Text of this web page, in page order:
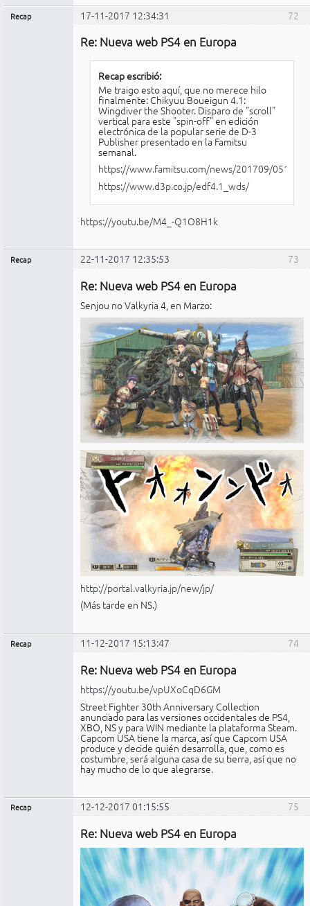
72
Recap 17-11-2017 12:34:31
Re: Nueva web PS4 en Europa
Recap escribió:
Me traigo esto aquí, que no merece hilo
finalmente: Chikyuu Boueigun 4.1:
Wingdiver the Shooter. Disparo de "scroll"
vertical para este "spin-off" en edición
electrónica de la popular serie de D-3
Publisher presentado en la Famitsu
semanal.
https://www.famitsu.com/news/201709/
https://www.d3p.co.jp/edf4.1_wds/
https://youtu.be/M4_-Q1O8H1k
73
Recap 22-11-2017 12:35:53
Re: Nueva web PS4 en Europa
Senjou no Valkyria 4, en Marzo:
http://portal.valkyria.jp/new/jp/
(Más tarde en NS.)
74
Recap 11-12-2017 15:13:47
Re: Nueva web PS4 en Europa
https://youtu.be/vpUXoCqD6GM
Street Fighter 30th Anniversary Collection
anunciado para las versiones occidentales de PS4,
XBO, NS y para WIN mediante la plataforma Steam.
Capcom USA tiene la marca, así que Capcom USA
produce y decide quién desarrolla, que, como es
costumbre, será alguna casa de su tierra, así que no
hay mucho de lo que alegrarse.
75
Recap 12-12-2017 01:15:55
Re: Nueva web PS4 en Europa